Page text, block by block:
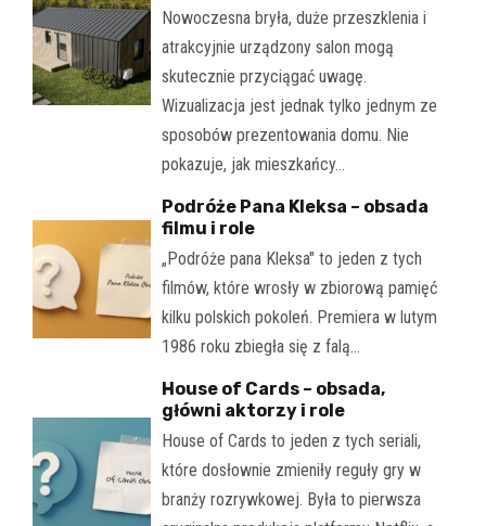
Nowoczesna bryła, duże przeszklenia i
atrakcyjnie urządzony salon mogą
skutecznie przyciągać uwagę.
Wizualizacja jest jednak tylko jednym ze
sposobów prezentowania domu. Nie
pokazuje, jak mieszkańcy…
Podróże Pana Kleksa – obsada
filmu i role
„Podróże pana Kleksa" to jeden z tych
filmów, które wrosły w zbiorową pamięć
kilku polskich pokoleń. Premiera w lutym
1986 roku zbiegła się z falą…
House of Cards – obsada,
główni aktorzy i role
House of Cards to jeden z tych seriali,
które dosłownie zmieniły reguły gry w
branży rozrywkowej. Była to pierwsza